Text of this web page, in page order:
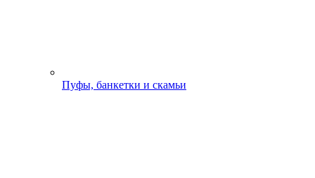
Пуфы, банкетки и скамьи